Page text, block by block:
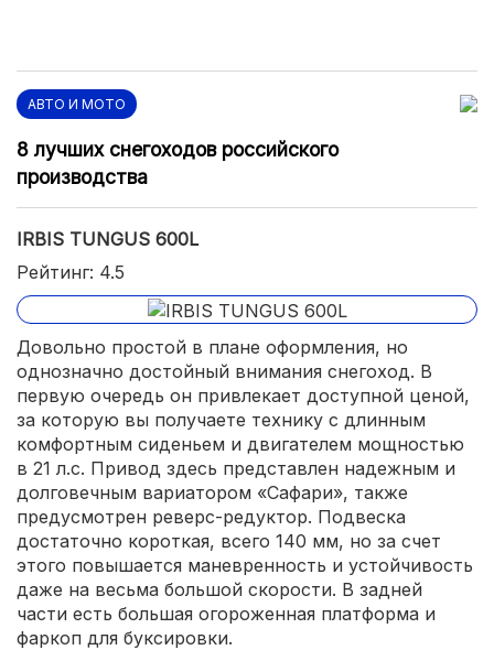
АВТО И МОТО
8 лучших снегоходов российского
производства
IRBIS TUNGUS 600L
Рейтинг: 4.5
Довольно простой в плане оформления, но
однозначно достойный внимания снегоход. В
первую очередь он привлекает доступной ценой,
за которую вы получаете технику с длинным
комфортным сиденьем и двигателем мощностью
в 21 л.с. Привод здесь представлен надежным и
долговечным вариатором «Сафари», также
предусмотрен реверс-редуктор. Подвеска
достаточно короткая, всего 140 мм, но за счет
этого повышается маневренность и устойчивость
даже на весьма большой скорости. В задней
части есть большая огороженная платформа и
фаркоп для буксировки.